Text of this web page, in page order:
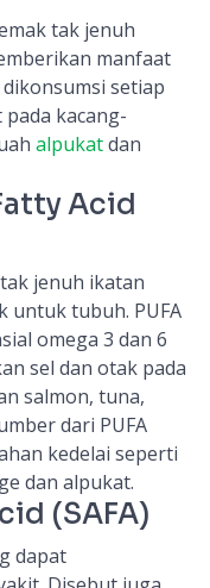
tak jenuh
manfaat
setiap
kacang-
alpukatdan
Acid
jenuh ikatan
untuk tubuh. PUFA
omega 3 dan 6
sel dan otak pada
salmon, tuna,
dari PUFA
kedelai seperti
dan alpukat.
(SAFA)
dapat